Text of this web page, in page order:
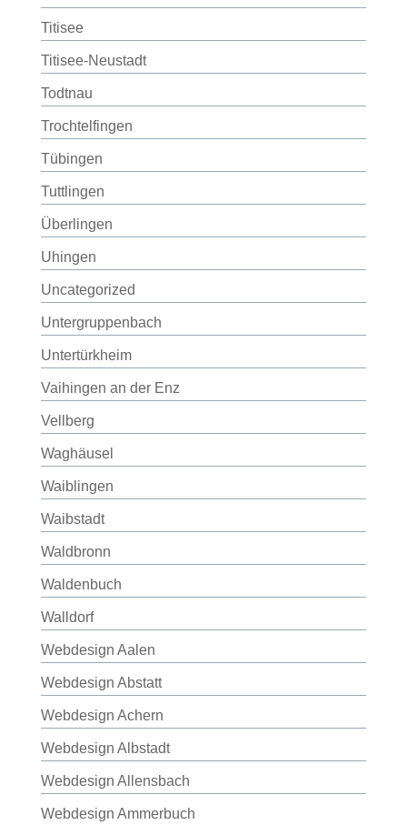
Titisee
Titisee-Neustadt
Todtnau
Trochtelfingen
Tübingen
Tuttlingen
Überlingen
Uhingen
Uncategorized
Untergruppenbach
Untertürkheim
Vaihingen an der Enz
Vellberg
Waghäusel
Waiblingen
Waibstadt
Waldbronn
Waldenbuch
Walldorf
Webdesign Aalen
Webdesign Abstatt
Webdesign Achern
Webdesign Albstadt
Webdesign Allensbach
Webdesign Ammerbuch